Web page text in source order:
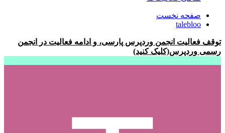
صفحه نخست
talebloo
توقف فعالیت انجمن وردپرس پارسی، و ادامه فعالیت در انجمن
رسمی وردپرس(کلیک کنید)